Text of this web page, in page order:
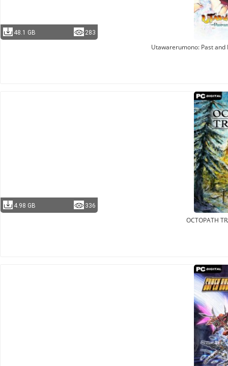
48.1 GB 283
Utawarerumono: Past and
4.98 GB 336
OCTOPATH